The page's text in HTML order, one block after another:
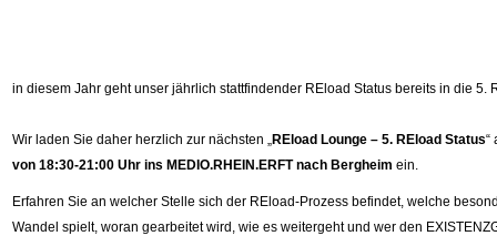
in diesem Jahr geht unser jährlich stattfindender REload Status bereits in die 5.
Wir laden Sie daher herzlich zur nächsten „REload Lounge – 5. REload Status“
von 18:30-21:00 Uhr ins MEDIO.RHEIN.ERFT nach Bergheim ein.
Erfahren Sie an welcher Stelle sich der REload-Prozess befindet, welche
Wandel spielt, woran gearbeitet wird, wie es weitergeht und wer den